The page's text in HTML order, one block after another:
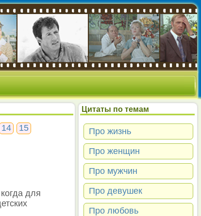
Цитаты по темам
Про жизнь
Про женщин
Про мужчин
Про девушек
Про любовь
14 15
для